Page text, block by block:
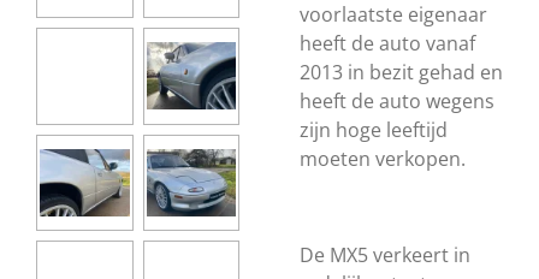
voorlaatste eigenaar
heeft de auto vanaf
2013 in bezit gehad en
heeft de auto wegens
zijn hoge leeftijd
moeten verkopen.
De MX5 verkeert in